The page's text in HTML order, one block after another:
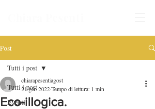
Post
Tutti i post
Eventi
Tutti i post
Eco-illogica.
chiarapesentiagost
21 gen 2022Tempo di lettura: 1 min